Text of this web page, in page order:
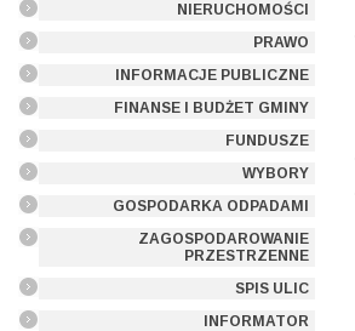
NIERUCHOMOŚCI
PRAWO
INFORMACJE PUBLICZNE
FINANSE I BUDŻET GMINY
FUNDUSZE
WYBORY
GOSPODARKA ODPADAMI
ZAGOSPODAROWANIE
PRZESTRZENNE
SPIS ULIC
INFORMATOR